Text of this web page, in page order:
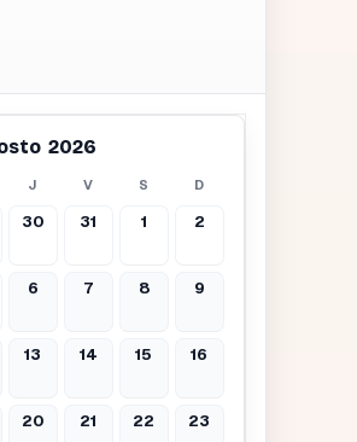
2026
J V S D
30 31 1 2
6 7 8 9
13 14 15 16
20 21 22 23